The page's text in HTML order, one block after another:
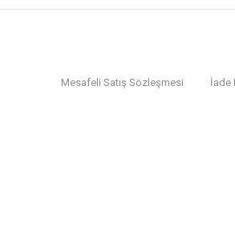
Mesafeli Satış Sözleşmesi İade